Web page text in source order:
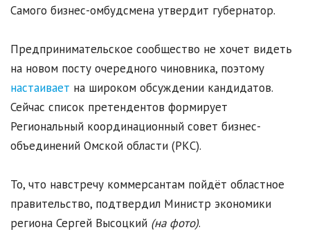
Самого бизнес-омбудсмена утвердит губернатор.
Предпринимательское сообщество не хочет видеть
на новом посту очередного чиновника, поэтому
настаивает на широком обсуждении кандидатов.
Сейчас список претендентов формирует
Региональный координационный совет бизнес-
объединений Омской области (РКС).
То, что навстречу коммерсантам пойдёт областное
правительство, подтвердил Министр экономики
региона Сергей Высоцкий (на фото).